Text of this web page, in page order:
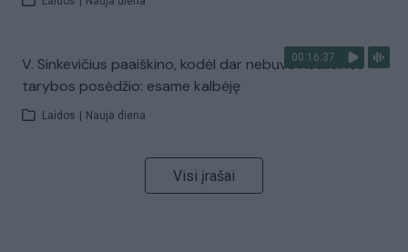
00:16:37
V. Sinkevičius paaiškino, kodėl dar nebuvo Koalicinės
tarybos posėdžio: esame kalbėję
Laidos Nauja diena
Visi įrašai